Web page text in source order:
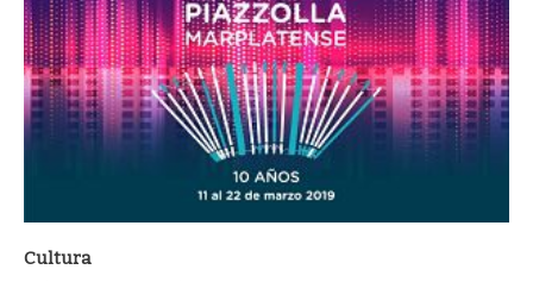
Cultura